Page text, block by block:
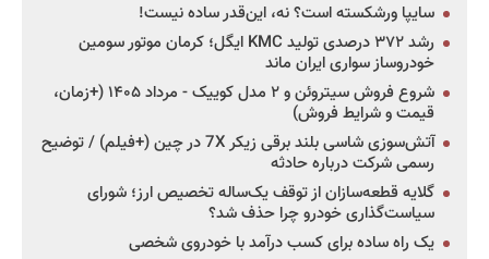
سایپا ورشکسته است؟ نه، این‌قدر ساده نیست!
رشد ۳۷۲ درصدی تولید KMC ایگل؛ کرمان موتور سومین
خودروساز سواری ایران ماند
شروع فروش سیتروئن و ۲ مدل کوییک - مرداد ۱۴۰۵ (+زمان،
قیمت و شرایط فروش)
آتش‌سوزی شاسی بلند برقی زیکر 7X در چین (+فیلم) / توضیح
رسمی شرکت درباره حادثه
گلایه قطعه‌سازان از توقف یک‌ساله تخصیص ارز؛ شورای
سیاست‌گذاری خودرو چرا حذف شد؟
یک راه ساده برای کسب درآمد با خودروی شخصی